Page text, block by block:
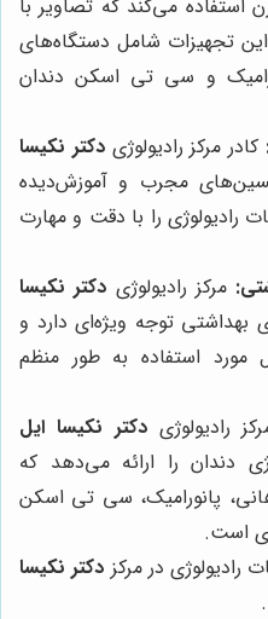
استفاده می‌کند که تصاویر با
این تجهیزات شامل دستگاه‌های
و سی تی اسکن دندان
کادر مرکز رادیولوژیدکتر نکیسا
مجرب و آموزش‌دیده
را با دقت و مهارت
مرکز رادیولوژی دکتر نکیسا
بهداشتی توجه ویژه‌ای دارد و
مورد استفاده به طور منظم
رادیولوژیدکتر نکیسا ایل
دندان را ارائه می‌دهد که
پانورامیک، سی تی اسکن
در مرکز دکتر نکیسا